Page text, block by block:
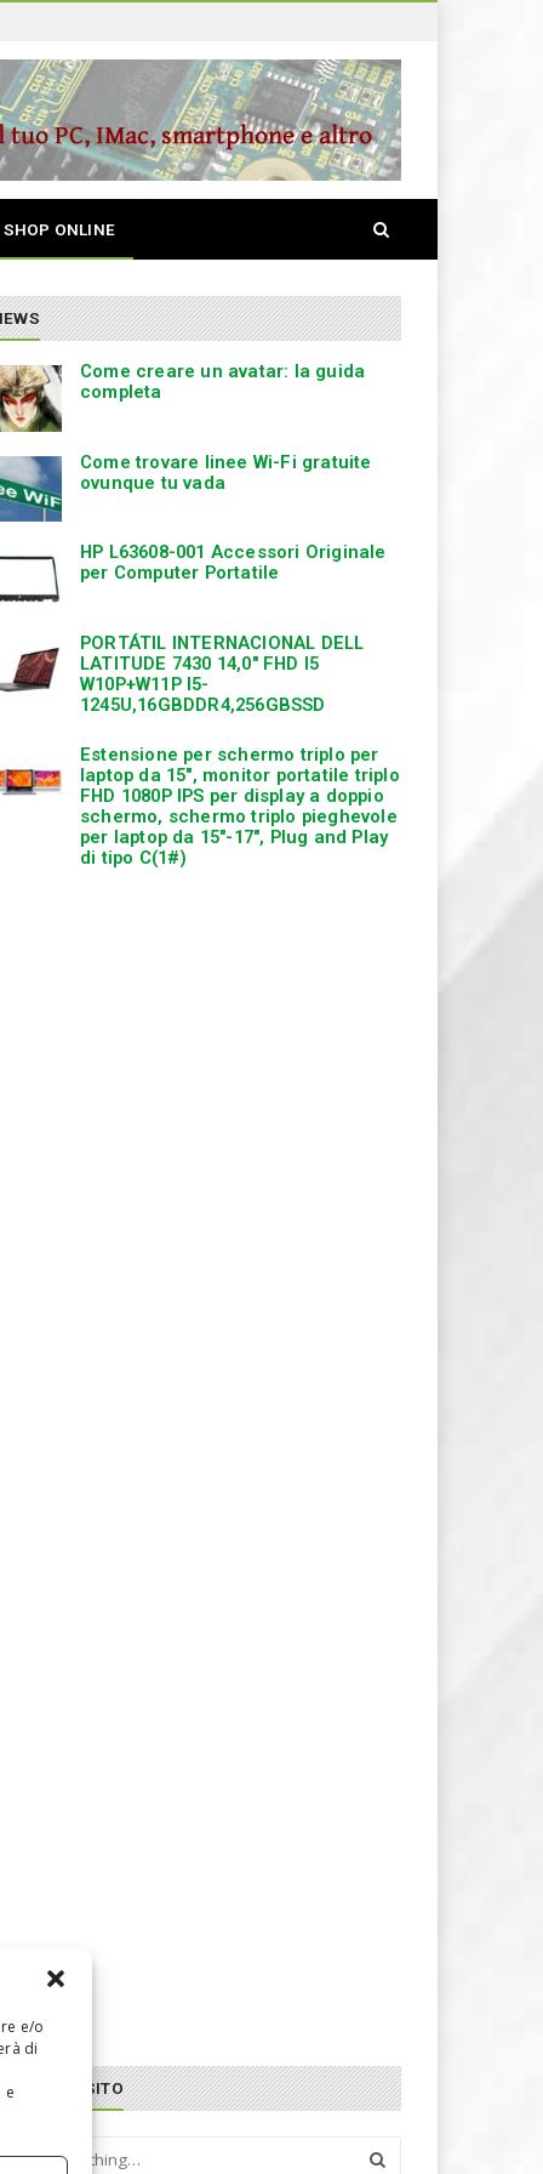
e/o
di
e
SHOP ONLINE
r
c
h
Come creare un avatar: la guida
completa
Come trovare linee Wi-Fi gratuite
ovunque tu vada
HP L63608-001 Accessori Originale
per Computer Portatile
PORTÁTIL INTERNACIONAL DELL
LATITUDE 7430 14,0″ FHD I5
W10P+W11P I5-
1245U,16GBDDR4,256GBSSD
Estensione per schermo triplo per
laptop da 15″, monitor portatile triplo
FHD 1080P IPS per display a doppio
schermo, schermo triplo pieghevole
per laptop da 15″-17″, Plug and Play
di tipo C(1#)
NEL SITO